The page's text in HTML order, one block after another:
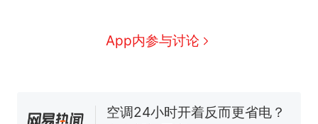
App内参与讨论
了……
视频丨只要一枚命中就能让航
5万的小车卖不动，40万以上